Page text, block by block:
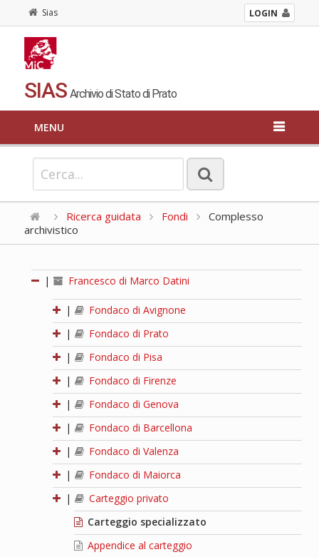
Sias LOGIN
SIAS Archivio di Stato di Prato
MENU
Ricerca guidata Fondi
Complesso
archivistico
| Francesco di Marco Datini
|
Fondaco di Avignone
|
Fondaco di Prato
|
Fondaco di Pisa
|
Fondaco di Firenze
|
Fondaco di Genova
|
Fondaco di Barcellona
|
Fondaco di Valenza
|
Fondaco di Maiorca
|
Carteggio privato
Carteggio specializzato
Appendice al carteggio